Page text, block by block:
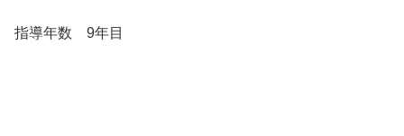
指導年数 9年目